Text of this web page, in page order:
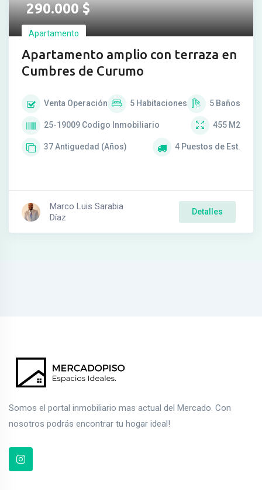
290.000$
Apartamento
Apartamento amplio con terraza en
Cumbres de Curumo
Venta Operación 5 Habitaciones 5 Baños
25-19009 Codigo Inmobiliario 455 M2
37Antiguedad (Años) 4 Puestos de Est.
Marco Luis Sarabia
Díaz
Detalles
Somos el portal inmobiliario mas actual del Mercado. Con
nosotros podrás encontrar tu hogar ideal!